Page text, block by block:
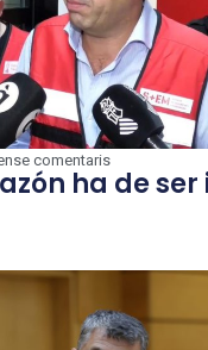
comentaris
ha de